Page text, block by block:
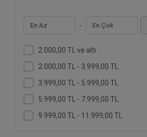
-
2.000,00 TL ve altı
2.000,00 TL - 3.999,00 TL
3.999,00 TL - 5.999,00 TL
5.999,00 TL - 7.999,00 TL
9.999,00 TL - 11.999,00 TL